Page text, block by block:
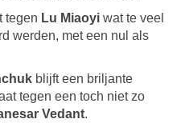
tegen Lu Miaoyi wat te veel
werden, met een nul als
blijft een briljante
tegen een toch niet zo
Vedant.